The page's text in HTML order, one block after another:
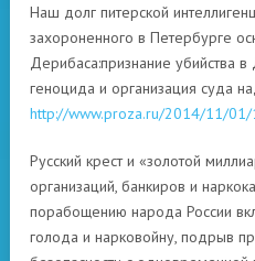
Наш долг питерской
захороненного в Петербурге
Дерибаса:признание убийства
геноцида и организация суда
http://www.proza.ru/2014/11/01/
Русский крест и «золотой
организаций, банкиров и
порабощению народа России
голода и нарковойну, подрыв